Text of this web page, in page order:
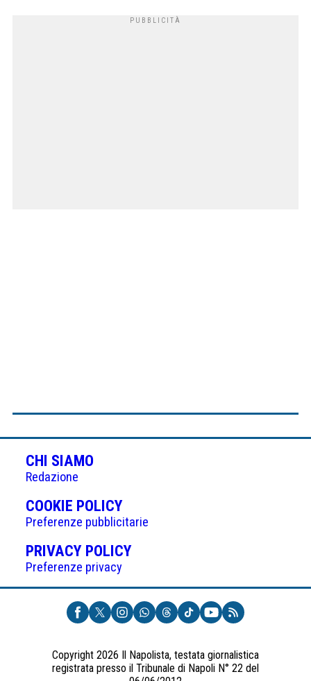
CHI SIAMO
Redazione
COOKIE POLICY(APRE
IN
UNA
NUOVA
Preferenze pubblicitarie
PRIVACY POLICY(APRE
UNA
NUOVA
SCHEDA)
Preferenze privacy
Copyright 2026 Il Napolista, testata giornalistica
registrata presso il Tribunale di Napoli N° 22 del